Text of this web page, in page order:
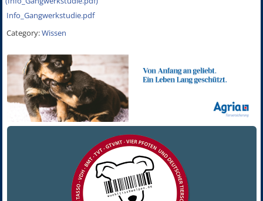
Info_Gangwerkstudie.pdf
Category:Wissen